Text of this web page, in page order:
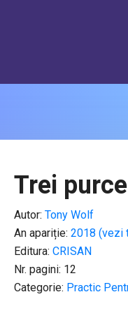
Trei
Autor: Tony Wolf
An apariție: 2018 (vezi
Editura: CRISAN
Nr. pagini: 12
Categorie: Practic